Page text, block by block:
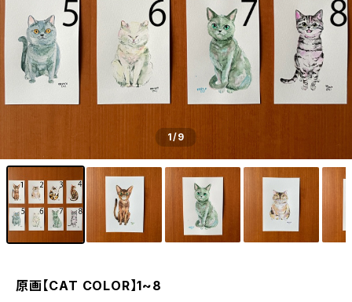
1/9
原画【CAT COLOR】1~8